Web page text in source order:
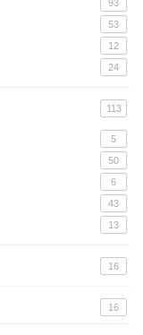
93
53
12
24
113
5
50
6
43
13
16
16